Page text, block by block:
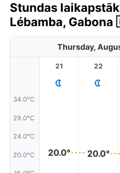
Stundas
Lébamba,
Thursday,
34.0°C
29.0°C
24.0°C
20.0°C
21
20.0°
22
20.0°